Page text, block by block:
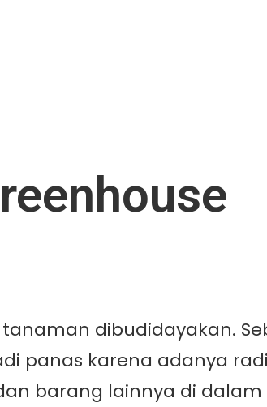
dibudidayakan.
panas karena adanya
barang lainnya di dalam